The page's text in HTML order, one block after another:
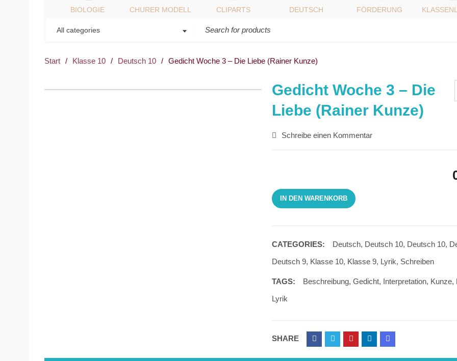
BIOLOGIE CHURER MODELL CLIPARTS DEUTSCH FÖRDERUNG
All categories
Start / Klasse 10 / Deutsch 10 / Gedicht Woche 3 – Die Liebe (Rainer Kunze)
Gedicht Woche 3 – Die
Liebe (Rainer Kunze)
Schreibe einen Kommentar
IN DEN WARENKORB
CATEGORIES: Deutsch, Deutsch 10, Deutsch 10,
Deutsch 9, Klasse 10, Klasse 9, Lyrik, Schreiben
TAGS: Beschreibung,Gedicht, Interpretation, Kunze,
Lyrik
SHARE